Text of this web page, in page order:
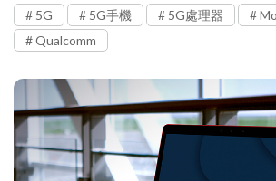
5G 5G手機 5G處理器
Qualcomm